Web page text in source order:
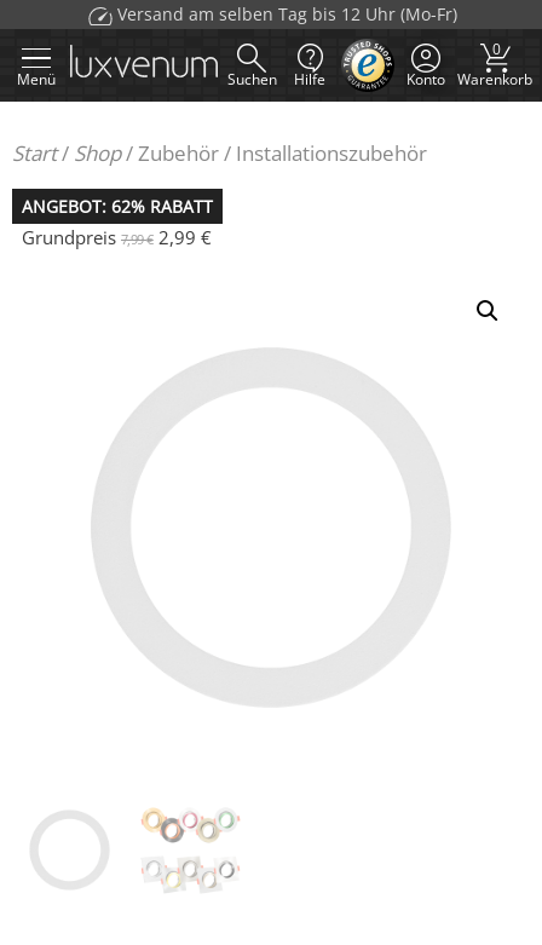
Inhalt
springen
Versand am selben Tag bis 12 Uhr (Mo-Fr)
Menü Suchen Hilfe Konto
0
Warenkorb
Start/ Shop/Zubehör/ Installationszubehör
ANGEBOT: 62% RABATT
Grundpreis 7,99€ 2,99 €